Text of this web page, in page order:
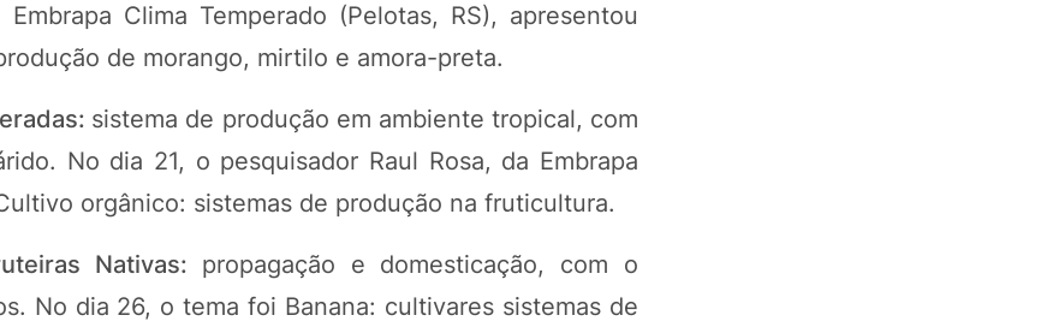
Clima Temperado (Pelotas, RS), apresentou
de morango, mirtilo e amora-preta.
sistema de produção em ambiente tropical, com
No dia 21, o pesquisador Raul Rosa, da Embrapa
orgânico: sistemas de produção na fruticultura.
Nativas: propagação e domesticação, com o
No dia 26, o tema foi Banana: cultivares sistemas de